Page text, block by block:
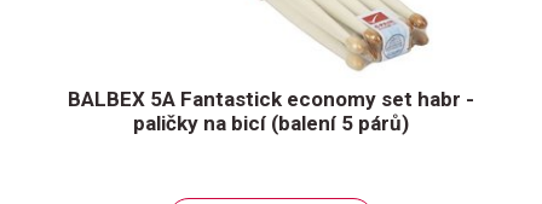
BALBEX 5A Fantastick economy set habr -
paličky na bicí (balení 5 párů)